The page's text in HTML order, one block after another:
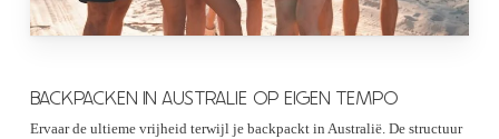
BACKPACKEN IN AUSTRALIE OP EIGEN TEMPO
Ervaar de ultieme vrijheid terwijl je backpackt in Australië. De structuur